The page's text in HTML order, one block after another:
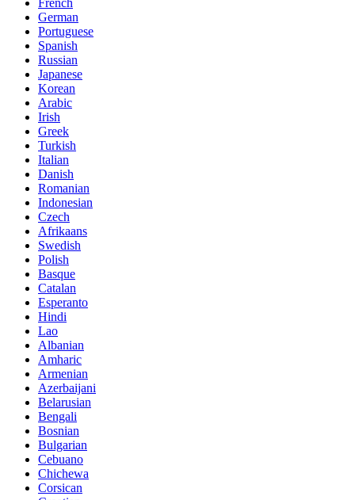
German
Portuguese
Spanish
Russian
Japanese
Korean
Arabic
Irish
Greek
Turkish
Italian
Danish
Romanian
Indonesian
Czech
Afrikaans
Swedish
Polish
Basque
Catalan
Esperanto
Hindi
Lao
Albanian
Amharic
Armenian
Azerbaijani
Belarusian
Bengali
Bosnian
Bulgarian
Cebuano
Chichewa
Corsican